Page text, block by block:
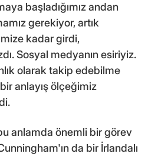
başladığımız andan
gerekiyor, artık
kadar girdi,
Sosyal medyanın esiriyiz.
olarak takip edebilme
anlayış ölçeğimiz
anlamda önemli bir görev
da bir İrlandalı